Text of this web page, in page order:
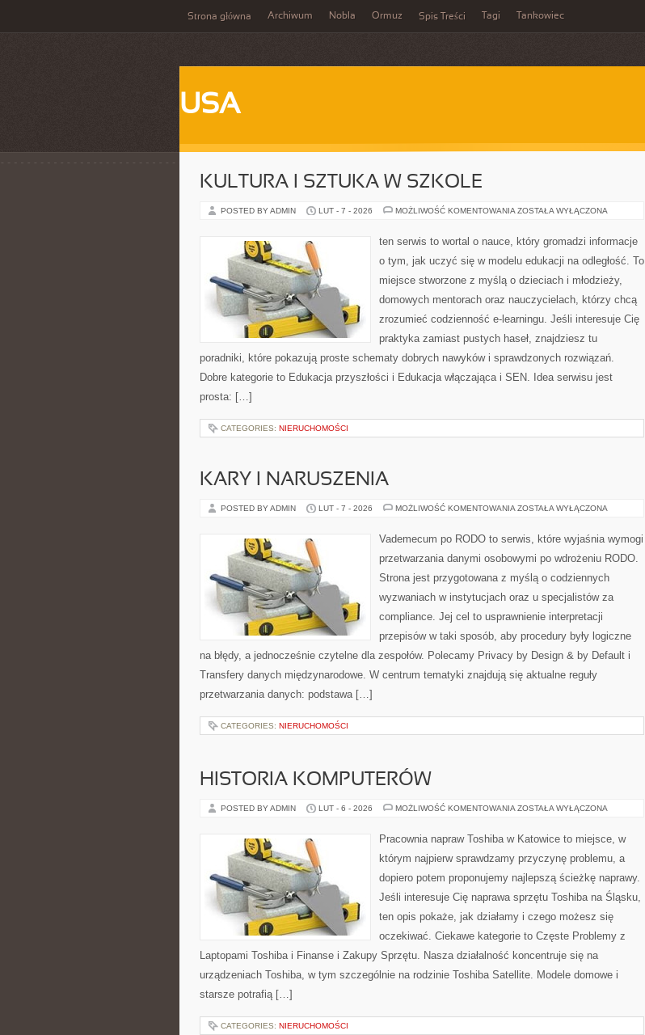
Strona główna Archiwum Nobla Ormuz Spis Treści Tagi Tankowiec
USA
KULTURA I SZTUKA W SZKOLE
POSTED BY ADMIN LUT - 7 - 2026 MOŻLIWOŚĆ KOMENTOWANIA KULTURA
W
SZKOLE
ZOSTAŁA WYŁĄCZONA
ten serwis to wortal o nauce, który gromadzi informacje
o tym, jak uczyć się w modelu edukacji na odległość. To
miejsce stworzone z myślą o dzieciach i młodzieży,
domowych mentorach oraz nauczycielach, którzy chcą
zrozumieć codzienność e-learningu. Jeśli interesuje Cię
praktyka zamiast pustych haseł, znajdziesz tu
poradniki, które pokazują proste schematy dobrych nawyków i sprawdzonych rozwiązań.
Dobre kategorie to Edukacja przyszłości i Edukacja włączająca i SEN. Idea serwisu jest
prosta: […]
CATEGORIES: NIERUCHOMOŚCI
KARY I NARUSZENIA
POSTED BY ADMIN LUT - 7 - 2026 MOŻLIWOŚĆ KOMENTOWANIA KARY
ZOSTAŁA WYŁĄCZONA
Vademecum po RODO to serwis, które wyjaśnia wymogi
przetwarzania danymi osobowymi po wdrożeniu RODO.
Strona jest przygotowana z myślą o codziennych
wyzwaniach w instytucjach oraz u specjalistów za
compliance. Jej cel to usprawnienie interpretacji
przepisów w taki sposób, aby procedury były logiczne
na błędy, a jednocześnie czytelne dla zespołów. Polecamy Privacy by Design & by Default i
Transfery danych międzynarodowe. W centrum tematyki znajdują się aktualne reguły
przetwarzania danych: podstawa […]
CATEGORIES: NIERUCHOMOŚCI
HISTORIA KOMPUTERÓW
POSTED BY ADMIN LUT - 6 - 2026 MOŻLIWOŚĆ KOMENTOWANIA HISTORIA
ZOSTAŁA WYŁĄCZONA
Pracownia napraw Toshiba w Katowice to miejsce, w
którym najpierw sprawdzamy przyczynę problemu, a
dopiero potem proponujemy najlepszą ścieżkę naprawy.
Jeśli interesuje Cię naprawa sprzętu Toshiba na Śląsku,
ten opis pokaże, jak działamy i czego możesz się
oczekiwać. Ciekawe kategorie to Częste Problemy z
Laptopami Toshiba i Finanse i Zakupy Sprzętu. Nasza działalność koncentruje się na
urządzeniach Toshiba, w tym szczególnie na rodzinie Toshiba Satellite. Modele domowe i
starsze potrafią […]
CATEGORIES: NIERUCHOMOŚCI